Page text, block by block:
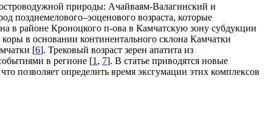
природы: Ачайваям-Валагинский и
позднемелового–эоценового возраста, которые
в районе Кроноцкого п-ова в Камчатскую зону субдукции
в основании континентального склона Камчатки
[6]. Трековый возраст зерен апатита из
в регионе [1 , 7]. В статье приводятся новые
позволяет определить время эксгумации этих комплексов